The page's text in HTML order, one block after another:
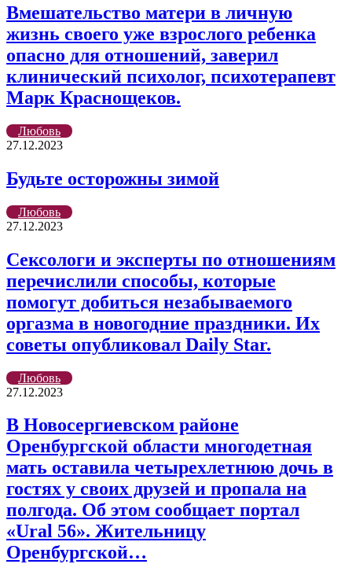
Вмешательство матери в личную
жизнь своего уже взрослого ребенка
опасно для отношений, заверил
клинический психолог, психотерапевт
Марк Краснощеков.
Любовь
27.12.2023
Будьте осторожны зимой
Любовь
27.12.2023
Сексологи и эксперты по отношениям
перечислили способы, которые
помогут добиться незабываемого
оргазма в новогодние праздники. Их
советы опубликовал Daily Star.
Любовь
27.12.2023
В Новосергиевском районе
Оренбургской области многодетная
мать оставила четырехлетнюю дочь в
гостях у своих друзей и пропала на
полгода. Об этом сообщает портал
«Ural 56». Жительницу
Оренбургской…